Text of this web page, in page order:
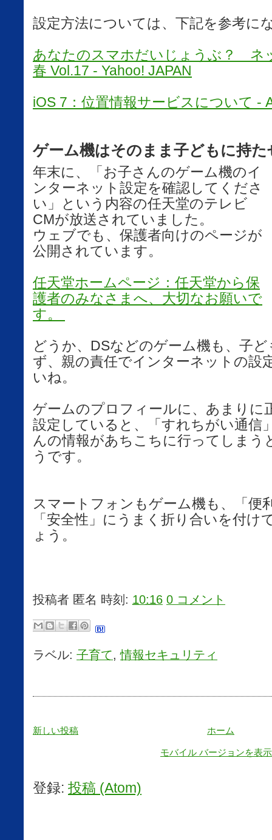
設定方法については、下記を参考に
あなたのスマホだいじょうぶ？ ネ
春 Vol.17 - Yahoo! JAPAN
iOS 7：位置情報サービスについて -
ゲーム機はそのまま子どもに持た
年末に、「お子さんのゲーム機のイ
ンターネット設定を確認してくださ
い」という内容の任天堂のテレビ
CMが放送されていました。
ウェブでも、保護者向けのページが
公開されています。
任天堂ホームページ：任天堂から保
護者のみなさまへ、大切なお願いで
す。
どうか、DSなどのゲーム機も、子
ず、親の責任でインターネットの設
いね。
ゲームのプロフィールに、あまりに
設定していると、「すれちがい通信
んの情報があちこちに行ってしまう
うです。
スマートフォンもゲーム機も、「便
「安全性」にうまく折り合いを付け
ょう。
投稿者 匿名 時刻: 10:16 0 コメント
ラベル: 子育て,情報セキュリティ
新しい投稿 ホーム
モバイル バージョンを表示
登録: 投稿 (Atom)